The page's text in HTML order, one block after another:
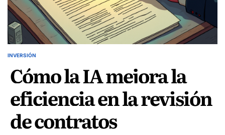
POSTED
INVERSIÓN
Cómo la IA mejora la
eficiencia en la revisión
de contratos